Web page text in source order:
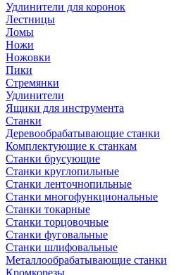
Удлинители для коронок
Лестницы
Ломы
Ножи
Ножовки
Пики
Стремянки
Удлинители
Ящики для инструмента
Станки
Деревообрабатывающие станки
Комплектующие к станкам
Станки брусующие
Станки круглопильные
Станки ленточнопильные
Станки многофункциональные
Станки токарные
Станки торцовочные
Станки фуговальные
Станки шлифовальные
Металлообрабатывающие станки
Кромкорезы